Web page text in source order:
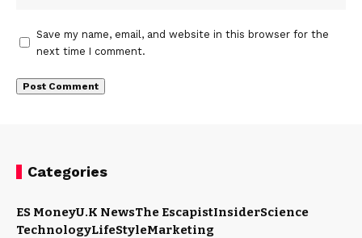
Save my name, email, and website in this browser for the
next time I comment.
Categories
ES MoneyU.K NewsThe EscapistInsiderScience
TechnologyLifeStyleMarketing